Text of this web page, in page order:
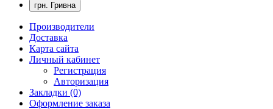
грн. Гривна
Производители
Доставка
Карта сайта
Личный кабинет
Регистрация
Авторизация
Закладки (0)
Оформление заказа